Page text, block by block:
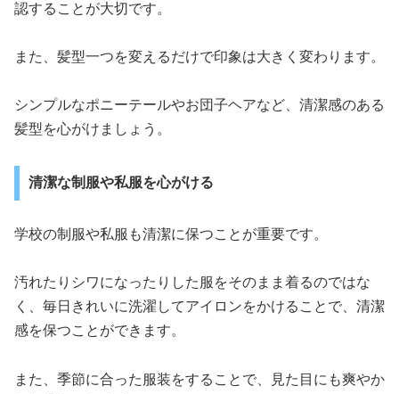
認することが大切です。
また、髪型一つを変えるだけで印象は大きく変わります。
シンプルなポニーテールやお団子ヘアなど、清潔感のある
髪型を心がけましょう。
清潔な制服や私服を心がける
学校の制服や私服も清潔に保つことが重要です。
汚れたりシワになったりした服をそのまま着るのではな
く、毎日きれいに洗濯してアイロンをかけることで、清潔
感を保つことができます。
また、季節に合った服装をすることで、見た目にも爽やか